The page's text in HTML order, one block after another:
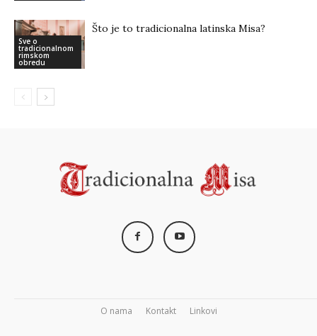
Sve o
tradicionalnom
rimskom
obredu
Što je to tradicionalna latinska Misa?
O nama Kontakt Linkovi